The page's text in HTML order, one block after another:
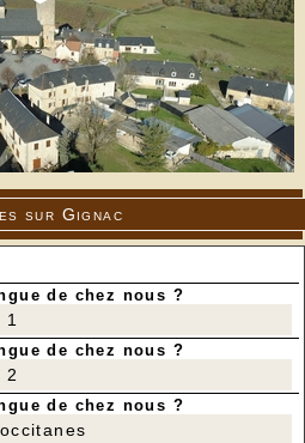
sur Gignac
de chez nous ?
1
de chez nous ?
2
de chez nous ?